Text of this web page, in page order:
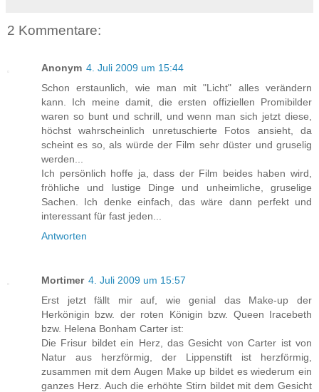
2 Kommentare:
Anonym 4. Juli 2009 um 15:44
Schon erstaunlich, wie man mit "Licht" alles verändern
kann. Ich meine damit, die ersten offiziellen Promibilder
waren so bunt und schrill, und wenn man sich jetzt diese,
höchst wahrscheinlich unretuschierte Fotos ansieht, da
scheint es so, als würde der Film sehr düster und gruselig
werden...
Ich persönlich hoffe ja, dass der Film beides haben wird,
fröhliche und lustige Dinge und unheimliche, gruselige
Sachen. Ich denke einfach, das wäre dann perfekt und
interessant für fast jeden...
Antworten
Mortimer 4. Juli 2009 um 15:57
Erst jetzt fällt mir auf, wie genial das Make-up der
Herkönigin bzw. der roten Königin bzw. Queen Iracebeth
bzw. Helena Bonham Carter ist:
Die Frisur bildet ein Herz, das Gesicht von Carter ist von
Natur aus herzförmig, der Lippenstift ist herzförmig,
zusammen mit dem Augen Make up bildet es wiederum ein
ganzes Herz. Auch die erhöhte Stirn bildet mit dem Gesicht